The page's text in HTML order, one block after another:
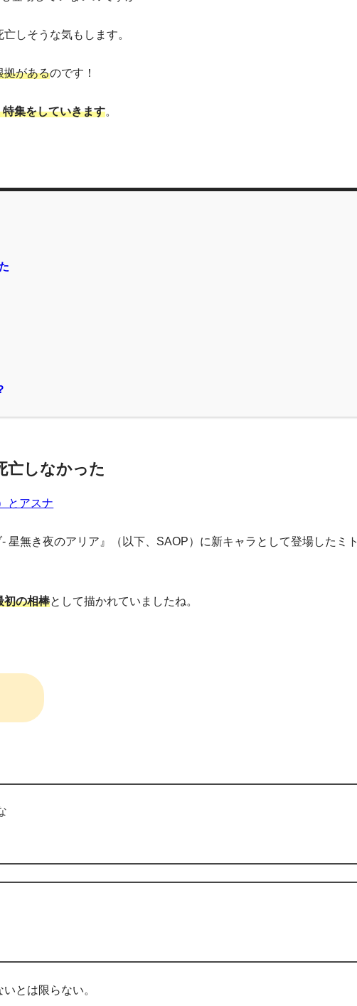
しそうな気もします。
拠があるのです！
集をしていきます。
亡しなかった
星無き夜のアリア』（以下、SAOP）に新キャラとして登場したミト
初の相棒として描かれていましたね。
とは限らない。